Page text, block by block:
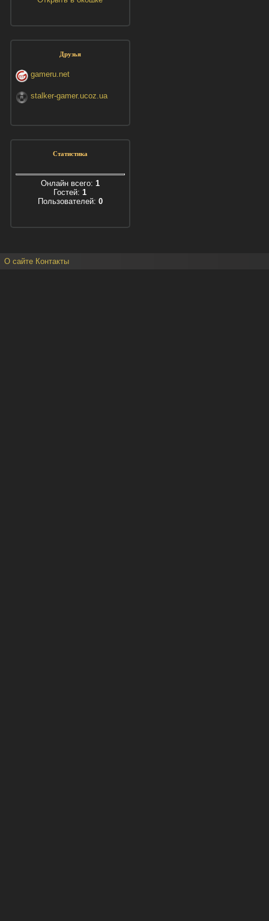
Друзья
gameru.net
stalker-gamer.ucoz.ua
Статистика
Онлайн всего: 1
Гостей: 1
Пользователей: 0
О сайте Контакты